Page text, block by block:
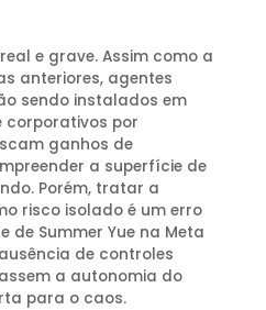
e grave. Assim como a
anteriores, agentes
sendo instalados em
corporativos por
ganhos de
a superfície de
Porém, tratar a
risco isolado é um erro
de Summer Yue na Meta
de controles
a autonomia do
para o caos.